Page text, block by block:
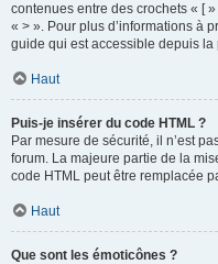
contenues entre des crochets « [
« > ». Pour plus d’informations à
guide qui est accessible depuis la
Haut
Puis-je insérer du code HTML ?
Par mesure de sécurité, il n’est
forum. La majeure partie de la
code HTML peut être remplacée
Haut
Que sont les émoticônes ?